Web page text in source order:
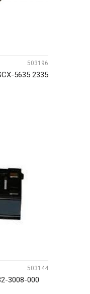
503196
5635 2335
503144
3008-000